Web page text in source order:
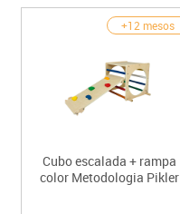
+12 mesos
Cubo escalada + rampa
color Metodologia Pikler